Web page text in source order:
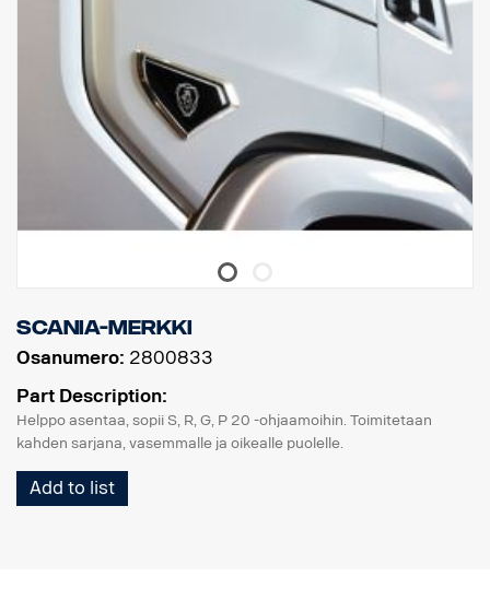
Scania-merkki
Osanumero: 2800833
Part Description:
Helppo asentaa, sopii S, R, G, P 20 -ohjaamoihin. Toimitetaan
kahden sarjana, vasemmalle ja oikealle puolelle.
Add to list